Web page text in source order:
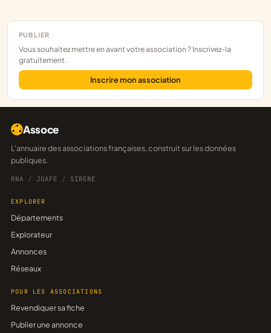
PUBLIER
Vous souhaitez mettre en avant votre association ? Inscrivez-la
gratuitement.
Inscrire mon association
Assoce
L'annuaire des associations françaises, construit sur les données
publiques.
RNA / JOAFE / SIRENE
EXPLORER
Départements
Explorateur
Annonces
Réseaux
POUR LES ASSOCIATIONS
Revendiquer sa fiche
Publier une annonce